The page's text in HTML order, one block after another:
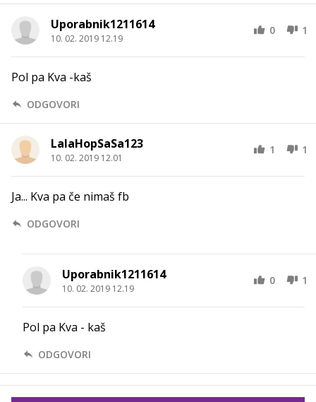
Uporabnik1211614
10. 02. 2019 12.19
0 1
Pol pa Kva -kaš
ODGOVORI
LalaHopSaSa123
10. 02. 2019 12.01
1 1
Ja... Kva pa če nimaš fb
ODGOVORI
Uporabnik1211614
10. 02. 2019 12.19
0 1
Pol pa Kva - kaš
ODGOVORI